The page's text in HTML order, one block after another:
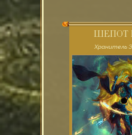
ШЕПОТ
Хранитель